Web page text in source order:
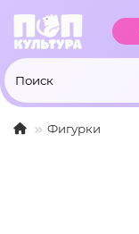
Фигурки